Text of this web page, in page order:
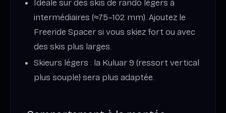
Idéale sur des skis de rando légers à
intermédiaires (≈75–102 mm). Ajoutez le
Freeride Spacer si vous skiez fort ou avec
des skis plus larges.
Skieurs légers : la Kuluar 9 (ressort vertical
plus souple) sera plus adaptée.